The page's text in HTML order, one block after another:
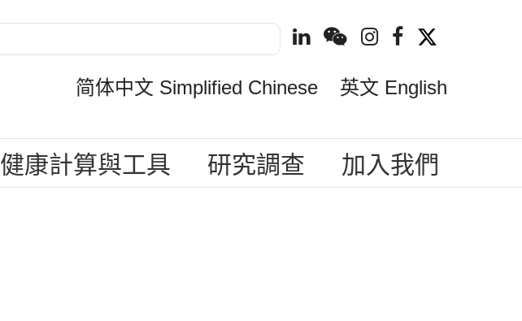
简体中文 Simplified Chinese 英文 English
健康計算與工具 研究調查 加入我們